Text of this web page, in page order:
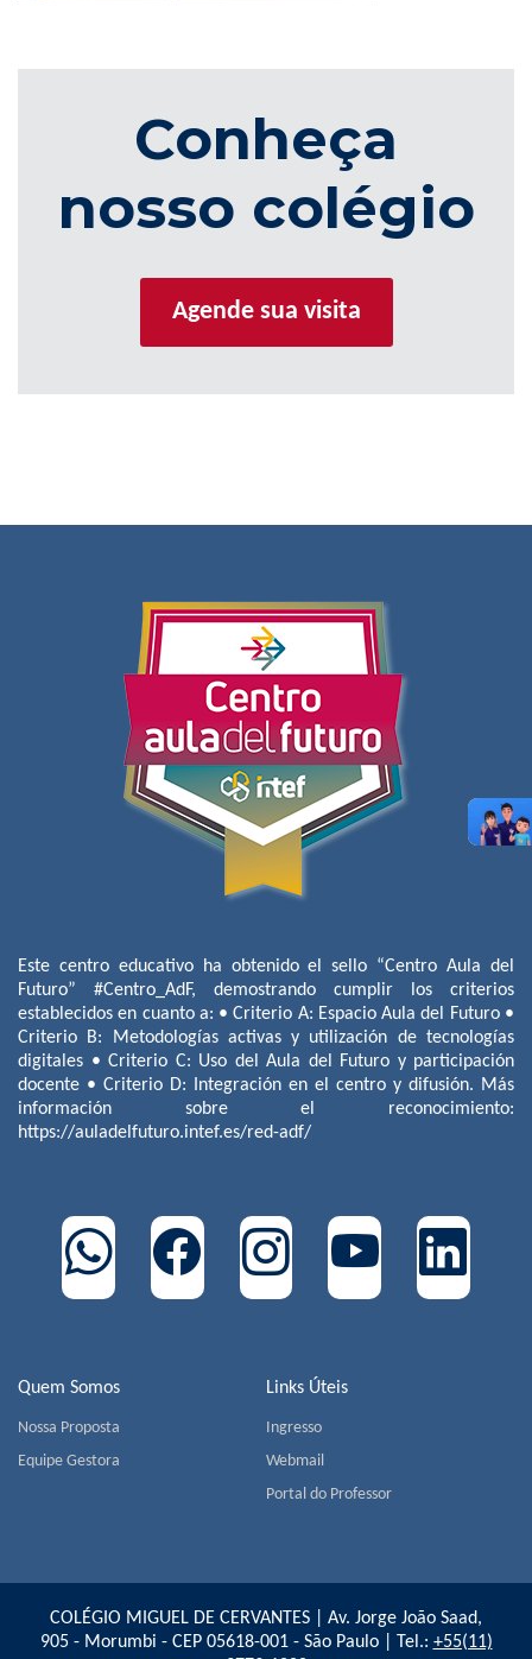
Conheça
nosso colégio
Agende sua visita
Quem Somos
Nossa Proposta
Equipe Gestora
Links Úteis
Ingresso
Webmail
Portal do Professor
Este centro educativo ha obtenido el sello “Centro Aula del
Futuro” #Centro_AdF, demostrando cumplir los criterios
establecidos en cuanto a: • Criterio A: Espacio Aula del Futuro •
Criterio B: Metodologías activas y utilización de tecnologías
digitales • Criterio C: Uso del Aula del Futuro y participación
docente • Criterio D: Integración en el centro y difusión. Más
información sobre el reconocimiento:
https://auladelfuturo.intef.es/red-adf/
COLÉGIO MIGUEL DE CERVANTES | Av. Jorge João Saad,
905 - Morumbi - CEP 05618-001 - São Paulo | Tel.: +55(11)